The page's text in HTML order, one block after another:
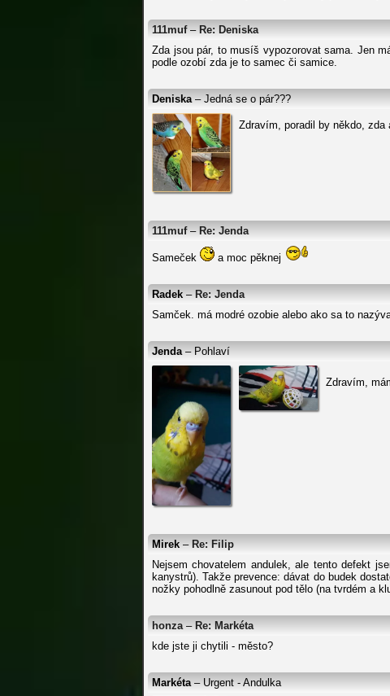
111muf – Re: Deniska
Zda jsou pár, to musíš vypozorovat sama. Jen
podle ozobí zda je to samec či samice.
Deniska – Jedná se o pár???
Zdravím, poradil by někdo, zda
111muf – Re: Jenda
Sameček a moc pěknej
Radek – Re: Jenda
Samček. má modré ozobie alebo ako sa to
Jenda – Pohlaví
Zdravím,
Mirek – Re: Filip
Nejsem chovatelem andulek, ale tento defekt
kanystrů). Takže prevence: dávat do budek
nožky pohodlně zasunout pod tělo (na tvrdém a
honza – Re: Markéta
kde jste ji chytili - město?
Markéta– Urgent - Andulka